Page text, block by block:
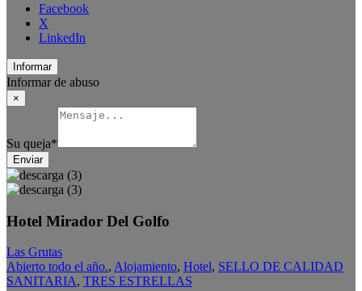
Facebook
X
LinkedIn
Informar
Informar de abuso
×
Su queja*
Enviar
Hotel Mirador Del Golfo
Las Grutas
Abierto todo el año., Alojamiento, Hotel, SELLO DE CALIDAD
SANITARIA, TRES ESTRELLAS